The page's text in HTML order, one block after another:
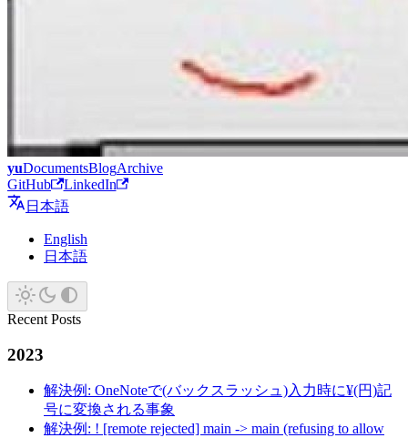
yuDocumentsBlogArchive
GitHub
LinkedIn
日本語
English
日本語
Recent Posts
2023
解決例: OneNoteで(バックスラッシュ)入力時に¥(円)記
号に変換される事象
解決例: ! [remote rejected] main -> main (refusing to allow